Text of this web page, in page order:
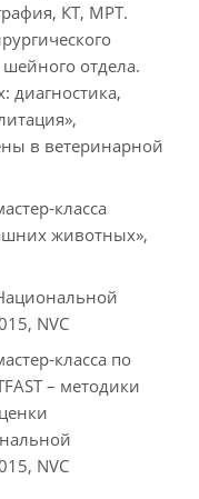
КТ, МРТ.
отдела.
диагностика,
в ветеринарной
класса
животных»,
NVC
класса по
– методики
NVC